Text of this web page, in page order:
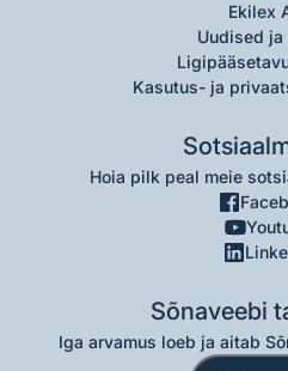
Ekilex
Uudised ja
Kasutus- ja
Hoia pilk peal meie
Sõnaveebi
Iga arvamus loeb ja aitab